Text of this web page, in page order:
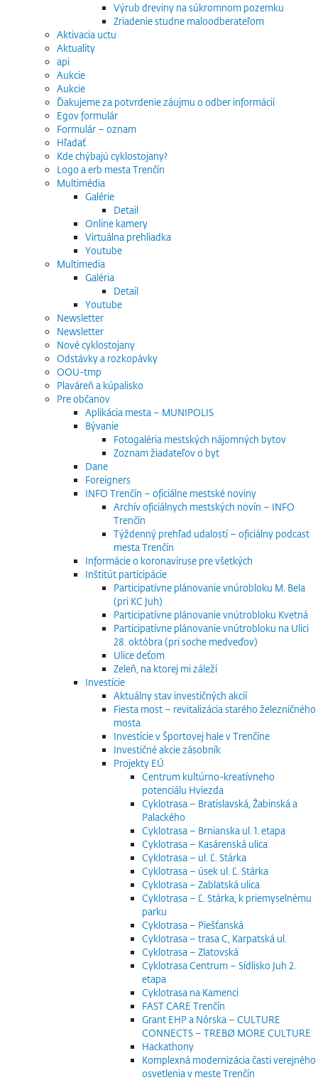
Výrub dreviny na súkromnom pozemku
Zriadenie studne maloodberateľom
Aktivacia uctu
Aktuality
api
Aukcie
Aukcie
Ďakujeme za potvrdenie záujmu o odber informácií
Egov formulár
Formulár – oznam
Hľadať
Kde chýbajú cyklostojany?
Logo a erb mesta Trenčín
Multimédia
Galérie
Detail
Online kamery
Virtuálna prehliadka
Youtube
Multimedia
Galéria
Detail
Youtube
Newsletter
Newsletter
Nové cyklostojany
Odstávky a rozkopávky
OOU-tmp
Plaváreň a kúpalisko
Pre občanov
Aplikácia mesta – MUNIPOLIS
Bývanie
Fotogaléria mestských nájomných bytov
Zoznam žiadateľov o byt
Dane
Foreigners
INFO Trenčín – oficiálne mestské noviny
Archív oficiálnych mestských novín – INFO
Trenčín
Týždenný prehľad udalostí – oficiálny podcast
mesta Trenčín
Informácie o koronavíruse pre všetkých
Inštitút participácie
Participatívne plánovanie vnúrobloku M. Bela
(pri KC Juh)
Participatívne plánovanie vnútrobloku Kvetná
Participatívne plánovanie vnútrobloku na Ulici
28. októbra (pri soche medveďov)
Ulice deťom
Zeleň, na ktorej mi záleží
Investície
Aktuálny stav investičných akcií
Fiesta most – revitalizácia starého železničného
mosta
Investície v Športovej hale v Trenčíne
Investičné akcie zásobník
Projekty EÚ
Centrum kultúrno-kreatívneho
potenciálu Hviezda
Cyklotrasa – Bratislavská, Žabinská a
Palackého
Cyklotrasa – Brnianska ul. 1. etapa
Cyklotrasa – Kasárenská ulica
Cyklotrasa – ul. Ľ. Stárka
Cyklotrasa – úsek ul. Ľ. Stárka
Cyklotrasa – Zablatská ulica
Cyklotrasa – Ľ. Stárka, k priemyselnému
parku
Cyklotrasa – Piešťanská
Cyklotrasa – trasa C, Karpatská ul.
Cyklotrasa – Zlatovská
Cyklotrasa Centrum – Sídlisko Juh 2.
etapa
Cyklotrasa na Kamenci
FAST CARE Trenčín
Grant EHP a Nórska – CULTURE
CONNECTS – TREBØ MORE CULTURE
Hackathony
Komplexná modernizácia časti verejného
osvetlenia v meste Trenčín